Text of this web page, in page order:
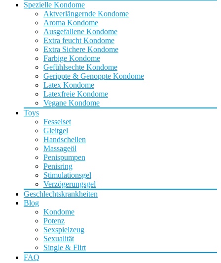
Spezielle Kondome
Aktverlängernde Kondome
Aroma Kondome
Ausgefallene Kondome
Extra feucht Kondome
Extra Sichere Kondome
Farbige Kondome
Gefühlsechte Kondome
Gerippte & Genoppte Kondome
Latex Kondome
Latexfreie Kondome
Vegane Kondome
Toys
Fesselset
Gleitgel
Handschellen
Massageöl
Penispumpen
Penisring
Stimulationsgel
Verzögerungsgel
Geschlechtskrankheiten
Blog
Kondome
Potenz
Sexspielzeug
Sexualität
Single & Flirt
FAQ